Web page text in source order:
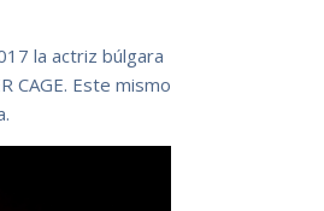
la actriz búlgara
CAGE. Este mismo